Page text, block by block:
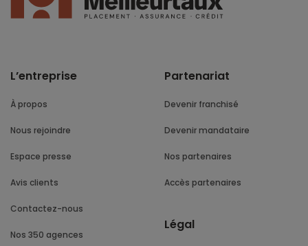
L’entreprise
À propos
Nous rejoindre
Espace presse
Avis clients
Contactez-nous
Nos 350 agences
Partenariat
Devenir franchisé
Devenir mandataire
Nos partenaires
Accès partenaires
Légal